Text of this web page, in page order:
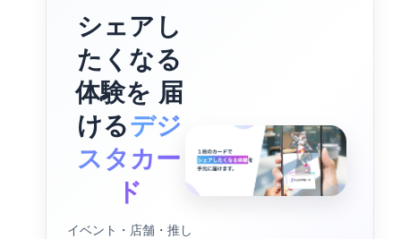
シェアし
たくなる
体験を 届
けるデジ
スタカー
ド
イベント・店舗・推し